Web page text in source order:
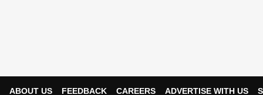
ABOUT US FEEDBACK CAREERS ADVERTISE WITH US